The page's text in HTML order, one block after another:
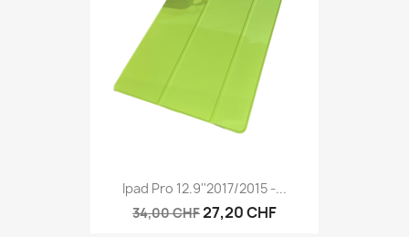
Ipad Pro 12.9''2017/2015 -...
34,00 CHF27,20 CHF